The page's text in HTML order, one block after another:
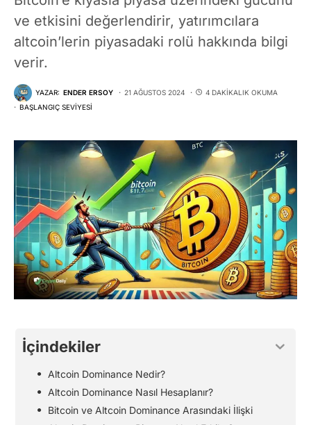
ve etkisini değerlendirir, yatırımcılara
altcoin’lerin piyasadaki rolü hakkında bilgi
verir.
YAZAR: ENDER ERSOY 21 AĞUSTOS 2024
4 DAKIKALIK OKUMA
BAŞLANGIÇ SEVIYESI
İçindekiler
Altcoin Dominance Nedir?
Altcoin Dominance Nasıl Hesaplanır?
Bitcoin ve Altcoin Dominance Arasındaki İlişki